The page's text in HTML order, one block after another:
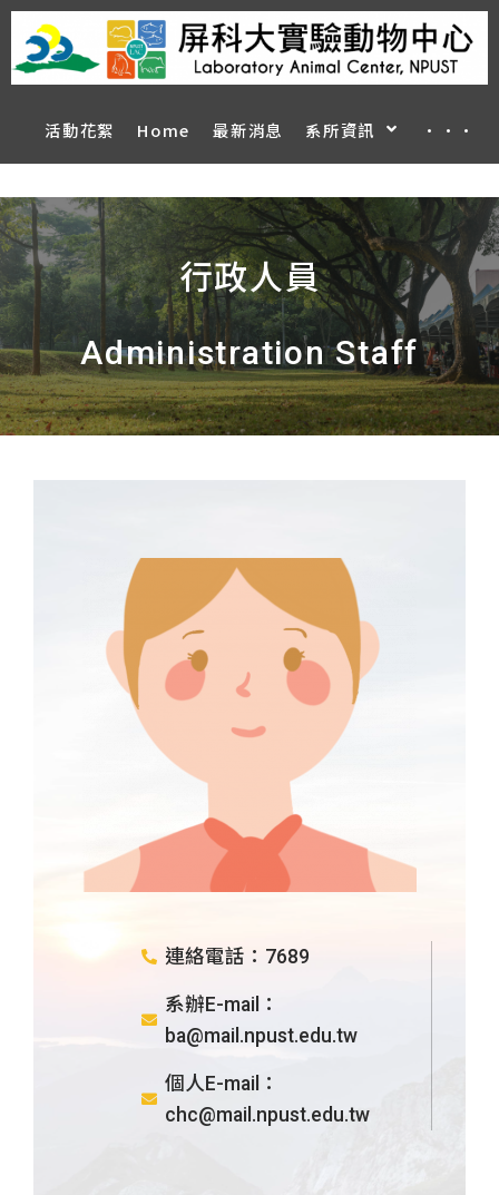
活動花絮 Home 最新消息 系所資訊 ···
行政人員
Administration Staff
連絡電話：7689
系辦E-mail：
ba@mail.npust.edu.tw
個人E-mail：
chc@mail.npust.edu.tw